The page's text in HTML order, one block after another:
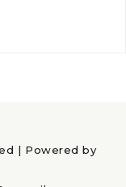
| Powered by